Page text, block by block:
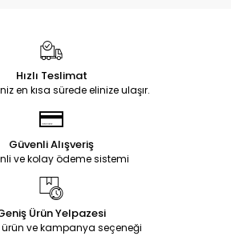
Hızlı Teslimat
en kısa sürede elinize ulaşır.
Güvenli Alışveriş
ve kolay ödeme sistemi
Ürün Yelpazesi
ürün ve kampanya seçeneği